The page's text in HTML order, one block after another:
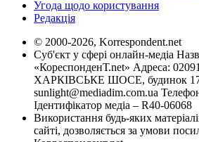
Угода щодо користування
Редакція
© 2000-2026, Korrespondent.net
Суб'єкт у сфері онлайн-медіа
«КореспонденТ.net» Адреса:
ХАРКІВСЬКЕ ШОСЕ, будинок
sunlight@mediadim.com.ua
Ідентифікатор медіа – R40-06068
Використання будь-яких
сайті, дозволяється за умови